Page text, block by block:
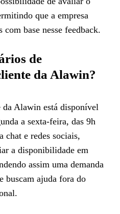
que a empresa
base nesse feedback.
de
da Alawin?
Alawin está disponível
a sexta-feira, das 9h
chat e redes sociais,
a disponibilidade em
assim uma demanda
buscam ajuda fora do